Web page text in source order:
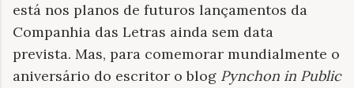
está nos planos de futuros lançamentos da
Companhia das Letras ainda sem data
prevista. Mas, para comemorar mundialmente o
aniversário do escritor o blog Pynchon in Public